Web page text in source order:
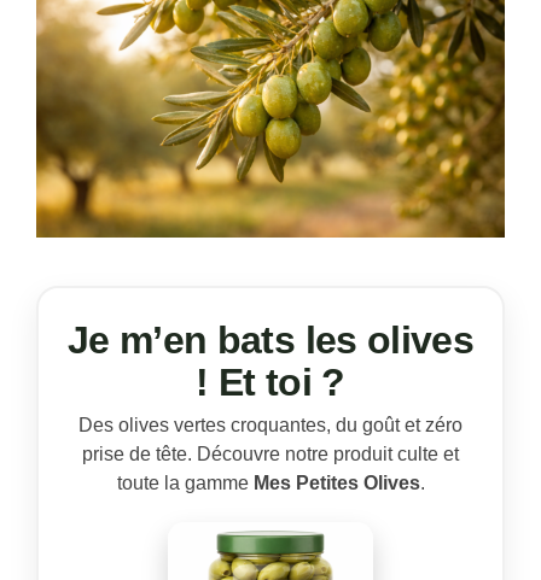
Je m’en bats les olives
! Et toi ?
Des olives vertes croquantes, du goût et zéro
prise de tête. Découvre notre produit culte et
toute la gamme Mes Petites Olives.